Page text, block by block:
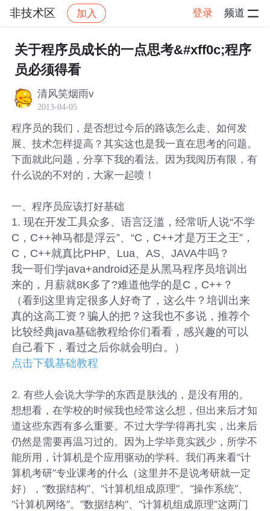
非技术区 加入 登录 频道
社区 非技术区 帖子详情
关于程序员成长的一点思考&#xff0c;程序
员必须得看
清风笑烟雨v
2013-04-05
程序员的我们，是否想过今后的路该怎么走、如何发
展、技术怎样提高？其实这也是我一直在思考的问题。
下面就此问题，分享下我的看法。因为我阅历有限，有
什么说的不对的，大家一起喷！
一、程序员应该打好基础
1. 现在开发工具众多、语言泛滥，经常听人说“不学
C，C++神马都是浮云”、“C，C++才是万王之王”，
C，C++就真比PHP、Lua、AS、JAVA牛吗？
我一哥们学java+android还是从黑马程序员培训出
来的，月薪就8K多了?难道他学的是C，C++？
（看到这里肯定很多人好奇了，这么牛？培训出来
真的这高工资？骗人的把？这我也不多说，推荐个
比较经典java基础教程给你们看看，感兴趣的可以
自己看下，看过之后你就会明白。）
点击下载基础教程
2. 有些人会说大学学的东西是肤浅的，是没有用的。
想想看，在学校的时候我也经常这么想，但出来后才知
道这些东西有多么重要。不过大学学得再扎实，出来后
仍然是需要再温习过的。因为上学毕竟实践少，所学不
能所用，计算机是个应用驱动的学科。我们再来看“计
算机考研”专业课考的什么（这里并不是说考研就一定
好），“数据结构”、“计算机组成原理”、“操作系统”、
“计算机网络”。“数据结构”、“计算机组成原理”这两门